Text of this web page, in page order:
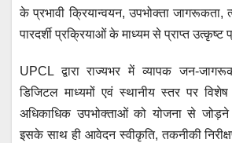
के प्रभावी क्रियान्वयन, उपभोक्ता जागरूकता,
पारदर्शी प्रक्रियाओं के माध्यम से प्राप्त उत्कृष्ट
UPCL द्वारा राज्यभर में व्यापक जन-
डिजिटल माध्यमों एवं स्थानीय स्तर पर
अधिकाधिक उपभोक्ताओं को योजना से जोड़ने
इसके साथ ही आवेदन स्वीकृति, तकनीकी